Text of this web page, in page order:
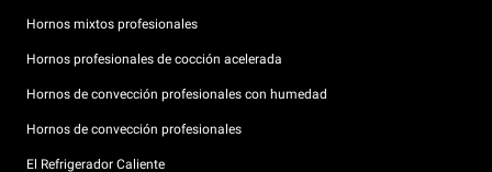
Hornos mixtos profesionales
Hornos profesionales de cocción acelerada
Hornos de convección profesionales con humedad
Hornos de convección profesionales
El Refrigerador Caliente